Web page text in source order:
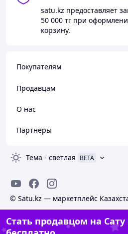
satu.kz предоставляет
50 000 тг при
корзину.
Покупателям
Продавцам
О нас
Партнеры
Тема - светлая BETA
© Satu.kz — маркетплейс
Стать продавцом на Сату